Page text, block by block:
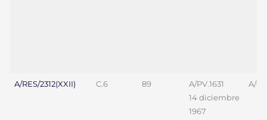
A/RES/2312(XXII) C.6 89
A/PV.1631
14 diciembre
1967
A/